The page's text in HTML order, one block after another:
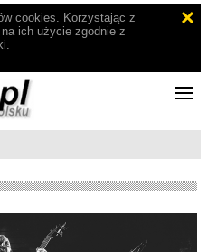
cookies. Korzystając z
ich użycie zgodnie z